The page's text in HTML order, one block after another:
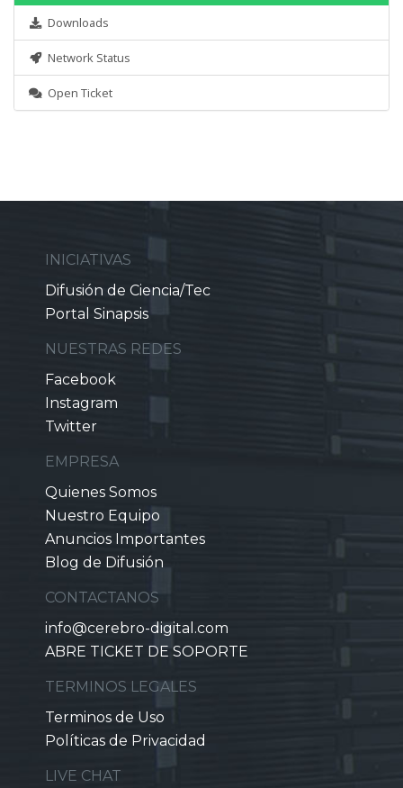
Downloads
Network Status
Open Ticket
INICIATIVAS
Difusión de Ciencia/Tec
Portal Sinapsis
NUESTRAS REDES
Facebook
Instagram
Twitter
EMPRESA
Quienes Somos
Nuestro Equipo
Anuncios Importantes
Blog de Difusión
CONTACTANOS
info@cerebro-digital.com
ABRE TICKET DE SOPORTE
TERMINOS LEGALES
Terminos de Uso
Políticas de Privacidad
LIVE CHAT